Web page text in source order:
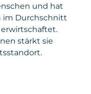
und hat
im Durchschnitt
erwirtschaftet.
stärkt sie